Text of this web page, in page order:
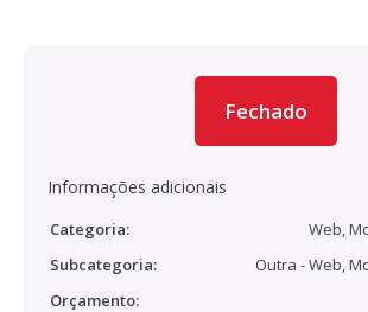
Fechado
Informações adicionais
Categoria:
Web,
Subcategoria:
Outra - Web,
Orçamento: